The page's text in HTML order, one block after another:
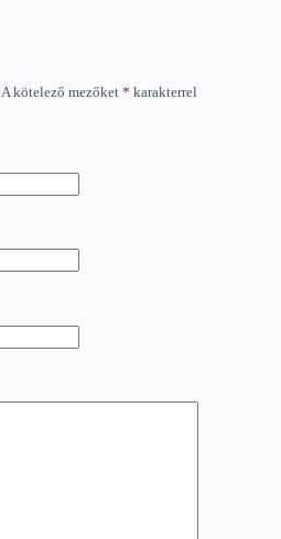
A kötelező mezőket * karakterrel